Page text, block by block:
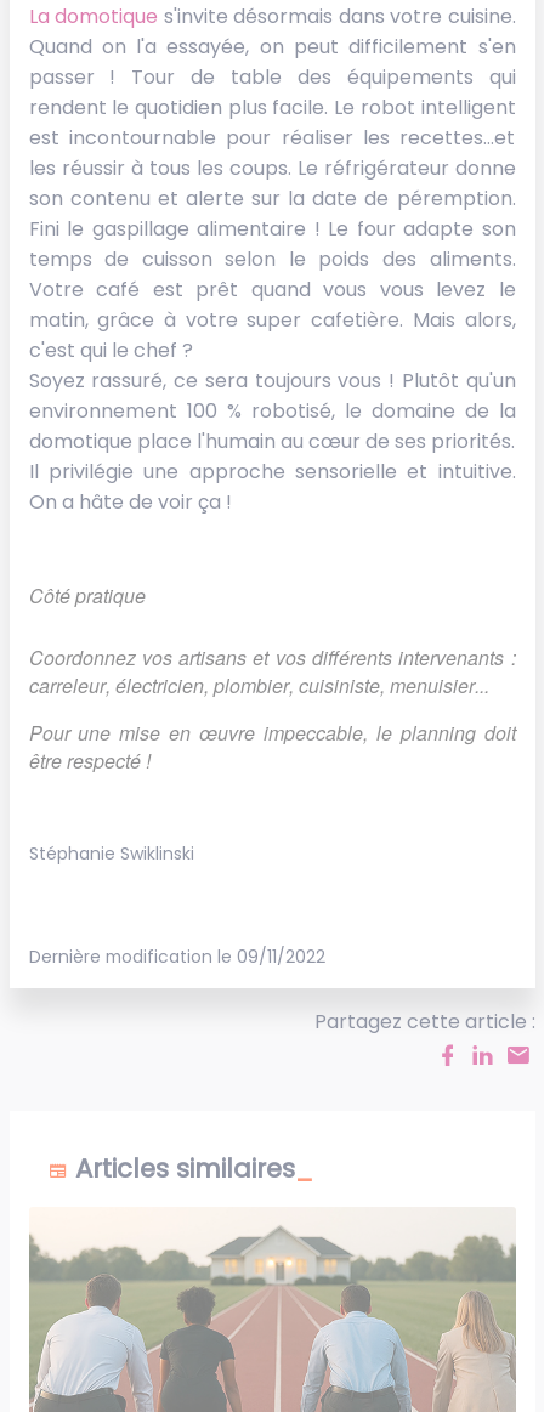
La domotique s'invite désormais dans votre cuisine.
Quand on l'a essayée, on peut difficilement s'en
passer ! Tour de table des équipements qui
rendent le quotidien plus facile. Le robot intelligent
est incontournable pour réaliser les recettes...et
les réussir à tous les coups. Le réfrigérateur donne
son contenu et alerte sur la date de péremption.
Fini le gaspillage alimentaire ! Le four adapte son
temps de cuisson selon le poids des aliments.
Votre café est prêt quand vous vous levez le
matin, grâce à votre super cafetière. Mais alors,
c'est qui le chef ?
Soyez rassuré, ce sera toujours vous ! Plutôt qu'un
environnement 100 % robotisé, le domaine de la
domotique place l'humain au cœur de ses priorités.
Il privilégie une approche sensorielle et intuitive.
On a hâte de voir ça !
Côté pratique
Coordonnez vos artisans et vos différents intervenants :
carreleur, électricien, plombier, cuisiniste, menuisier...
Pour une mise en œuvre impeccable, le planning doit
être respecté !
Stéphanie Swiklinski
Dernière modification le 09/11/2022
Partagez cette article :
Articles similaires